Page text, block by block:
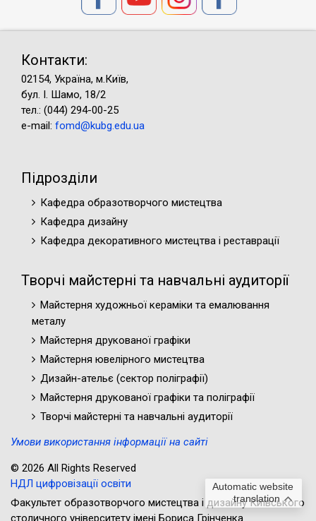
Automatic website
translation
Контакти:
02154, Україна, м.Київ,
бул. І. Шамо, 18/2
тел.: (044) 294-00-25
e-mail: fomd@kubg.edu.ua
Підрозділи
Кафедра образотворчого мистецтва
Кафедра дизайну
Кафедра декоративного мистецтва і реставрації
Творчі майстерні та навчальні аудиторії
Майстерня художньої кераміки та емалювання
металу
Майстерня друкованої графіки
Майстерня ювелірного мистецтва
Дизайн-ательє (cектор поліграфії)
Майстерня друкованої графіки та поліграфії
Творчі майстерні та навчальні аудиторії
Умови використання інформації на сайті
© 2026 All Rights Reserved
НДЛ цифровізації освіти
Факультет образотворчого мистецтва і дизайну Київського
столичного університету імені Бориса Грінченка